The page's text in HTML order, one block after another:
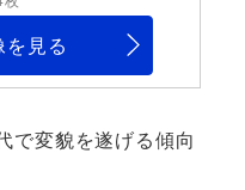
見る
で変貌を遂げる傾向